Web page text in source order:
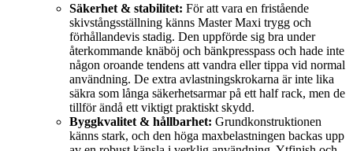
Säkerhet & stabilitet: För att vara en fristående
skivstångsställning känns Master Maxi trygg och
förhållandevis stadig. Den uppförde sig bra under
återkommande knäböj och bänkpresspass och hade inte
någon oroande tendens att vandra eller tippa vid normal
användning. De extra avlastningskrokarna är inte lika
säkra som långa säkerhetsarmar på ett half rack, men de
tillför ändå ett viktigt praktiskt skydd.
Byggkvalitet & hållbarhet: Grundkonstruktionen
känns stark, och den höga maxbelastningen backas upp